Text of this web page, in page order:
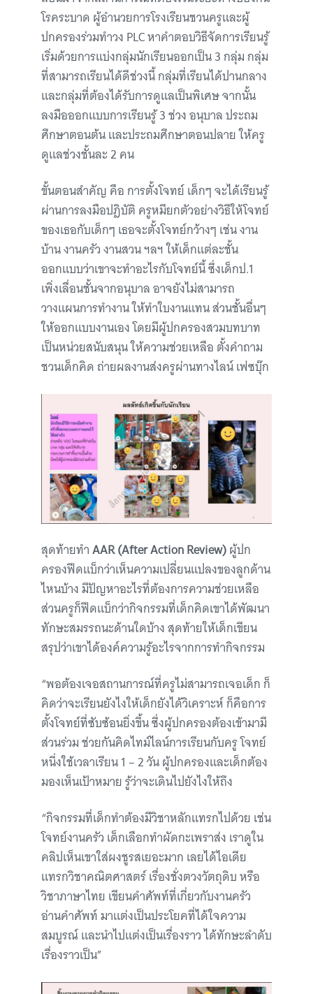
โรคระบาด ผู้อำนวยการโรงเรียนชวนครูและผู้
ปกครองร่วมทำวง PLC หาคำตอบวิธีจัดการเรียนรู้
เริ่มด้วยการแบ่งกลุ่มนักเรียนออกเป็น 3 กลุ่ม กลุ่ม
ที่สามารถเรียนได้ดีช่วงนี้ กลุ่มที่เรียนได้ปานกลาง
และกลุ่มที่ต้องได้รับการดูแลเป็นพิเศษ จากนั้น
ลงมือออกแบบการเรียนรู้ 3 ช่วง อนุบาล ประถม
ศึกษาตอนต้น และประถมศึกษาตอนปลาย ให้ครู
ดูแลช่วงชั้นละ 2 คน
ขั้นตอนสำคัญ คือ การตั้งโจทย์ เด็กๆ จะได้เรียนรู้
ผ่านการลงมือปฎิบัติ ครูหมียกตัวอย่างวิธีให้โจทย์
ของเธอกับเด็กๆ เธอจะตั้งโจทย์กว้างๆ เช่น งาน
บ้าน งานครัว งานสวน ฯลฯ ให้เด็กแต่ละชั้น
ออกแบบว่าเขาจะทำอะไรกับโจทย์นี้ ซึ่งเด็กป.1
เพิ่งเลื่อนชั้นจากอนุบาล อาจยังไม่สามารถ
วางแผนการทำงาน ให้ทำใบงานแทน ส่วนชั้นอื่นๆ
ให้ออกแบบงานเอง โดยมีผู้ปกครองสวมบทบาท
เป็นหน่วยสนับสนุน ให้ความช่วยเหลือ ตั้งคำถาม
ชวนเด็กคิด ถ่ายผลงานส่งครูผ่านทางไลน์ เฟซบุ๊ก
สุดท้ายทำAAR (After Action Review)ผู้ปก
ครองฟีดแบ็กว่าเห็นความเปลี่ยนแปลงของลูกด้าน
ไหนบ้าง มีปัญหาอะไรที่ต้องการความช่วยเหลือ
ส่วนครูก็ฟีดแบ็กว่ากิจกรรมที่เด็กคิดเขาได้พัฒนา
ทักษะสมรรถนะด้านใดบ้าง สุดท้ายให้เด็กเขียน
สรุปว่าเขาได้องค์ความรู้อะไรจากการทำกิจกรรม
“พอต้องเจอสถานการณ์ที่ครูไม่สามารถเจอเด็ก ก็
คิดว่าจะเรียนยังไงให้เด็กยังได้วิเคราะห์ ก็คือการ
ตั้งโจทย์ที่ซับซ้อนยิ่งขึ้น ซึ่งผู้ปกครองต้องเข้ามามี
ส่วนร่วม ช่วยกันคิดไทม์ไลน์การเรียนกับครู โจทย์
หนึ่งใช้เวลาเรียน 1 – 2 วัน ผู้ปกครองและเด็กต้อง
มองเห็นเป้าหมาย รู้ว่าจะเดินไปยังไงให้ถึง
“กิจกรรมที่เด็กทำต้องมีวิชาหลักแทรกไปด้วย เช่น
โจทย์งานครัว เด็กเลือกทำผัดกะเพราส่ง เราดูใน
คลิปเห็นเขาใส่ผงชูรสเยอะมาก เลยได้ไอเดีย
แทรกวิชาคณิตศาสตร์ เรื่องชั่งตวงวัตถุดิบ หรือ
วิชาภาษาไทย เขียนคำศัพท์ที่เกี่ยวกับงานครัว
อ่านคำศัพท์ มาแต่งเป็นประโยคที่ได้ใจความ
สมบูรณ์ และนำไปแต่งเป็นเรื่องราว ได้ทักษะลำดับ
เรื่องราวเป็น”